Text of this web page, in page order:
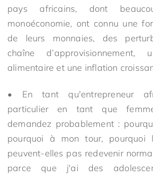
pays africains, dont
monoéconomie, ont connu une
de leurs monnaies, des
chaîne d’approvisionnement,
alimentaire et une inflation
• En tant qu'entrepreneur
particulier en tant que
demandez probablement :
pourquoi à mon tour, pourquoi
peuvent-elles pas redevenir
parce que j'ai des